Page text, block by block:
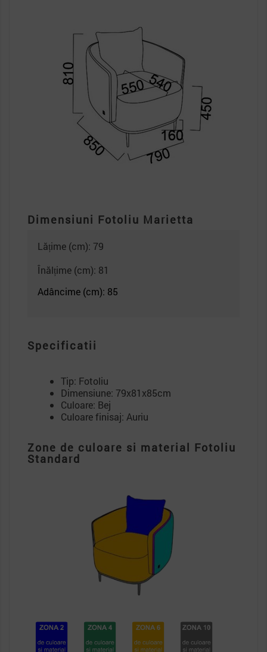
Dimensiuni Fotoliu Marietta
Lățime (cm): 79
Înălțime (cm): 81
Adâncime (cm): 85
Specificatii
Tip: Fotoliu
Dimensiune: 79x81x85cm
Culoare: Bej
Culoare finisaj: Auriu
Zone de culoare si material Fotoliu
Standard